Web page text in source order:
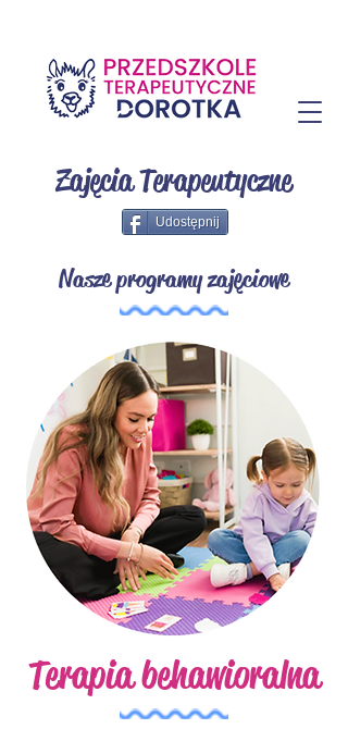
Zajęcia Terapeutyczne
Udostępnij
Nasze programy zajęciowe
Terapia behawioralna